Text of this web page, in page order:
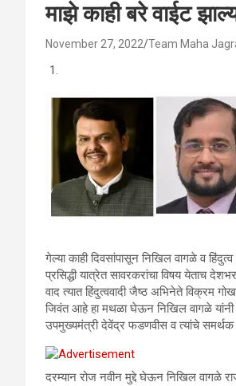
माझे काही बरे वाईट
November 27, 2022 Team Maha
गेल्या काही दिवसांपासून निखिल वागळे व
प्रसिद्धी यात्रेत सावरकरांचा विषय येताच
वाद त्यात हिंदुत्ववादी जैष्ठ अभिनेते विक्रम
जिवंत आहे हा मथळा घेऊन निखिल वागळे यांनी
उपमुख्यमंत्री देवेंद्र फडणवीस व त्यांचे
दरम्यान रोज नवीन मुद्दे घेऊन निखिल वागळे